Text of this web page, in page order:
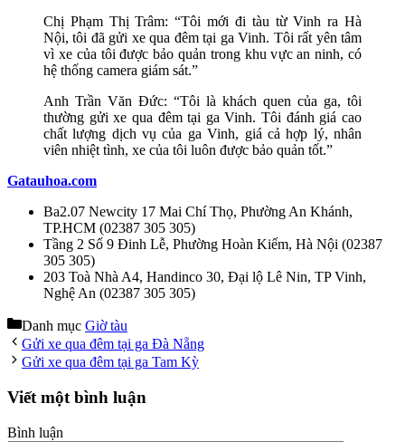
Chị Phạm Thị Trâm: “Tôi mới đi tàu từ Vinh ra Hà
Nội, tôi đã gửi xe qua đêm tại ga Vinh. Tôi rất yên tâm
vì xe của tôi được bảo quản trong khu vực an ninh, có
hệ thống camera giám sát.”
Anh Trần Văn Đức: “Tôi là khách quen của ga, tôi
thường gửi xe qua đêm tại ga Vinh. Tôi đánh giá cao
chất lượng dịch vụ của ga Vinh, giá cả hợp lý, nhân
viên nhiệt tình, xe của tôi luôn được bảo quản tốt.”
Gatauhoa.com
Ba2.07 Newcity 17 Mai Chí Thọ, Phường An Khánh,
TP.HCM (02387 305 305)
Tầng 2 Số 9 Đinh Lễ, Phường Hoàn Kiếm, Hà Nội (02387
305 305)
203 Toà Nhà A4, Handinco 30, Đại lộ Lê Nin, TP Vinh,
Nghệ An (02387 305 305)
Danh mục Giờ tàu
Gửi xe qua đêm tại ga Đà Nẵng
Gửi xe qua đêm tại ga Tam Kỳ
Viết một bình luận
Bình luận